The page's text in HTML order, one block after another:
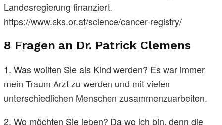
Landesregierung finanziert.
https://www.aks.or.at/science/cancer-registry/
8 Fragen an Dr. Patrick Clemens
1. Was wollten Sie als Kind werden? Es war immer
mein Traum Arzt zu werden und mit vielen
unterschiedlichen Menschen zusammenzuarbeiten.
2. Wo möchten Sie leben? Da wo ich bin, denn die